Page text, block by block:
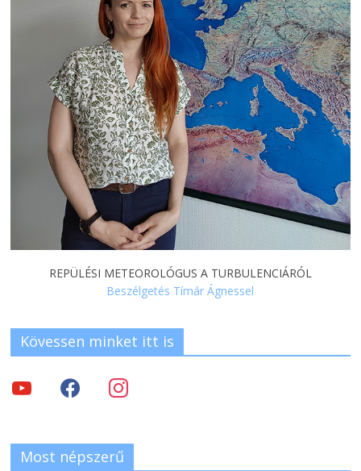
REPÜLÉSI METEOROLÓGUS A TURBULENCIÁRÓL
Beszélgetés Tímár Ágnessel
Kövessen minket itt is
Most népszerű